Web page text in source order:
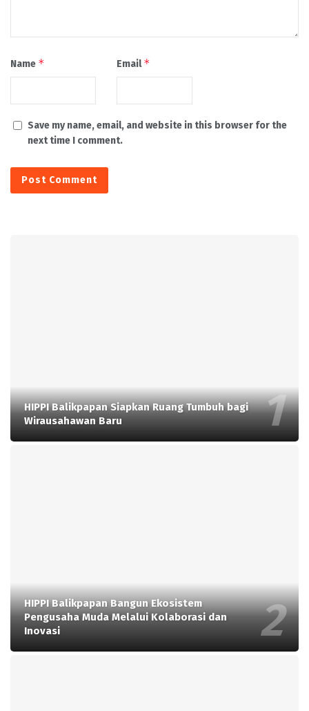
Name * Email*
Save my name, email, and website in this browser for the
next time I comment.
HIPPI Balikpapan Siapkan Ruang Tumbuh bagi
Wirausahawan Baru
HIPPI Balikpapan Bangun Ekosistem
Pengusaha Muda Melalui Kolaborasi dan
Inovasi